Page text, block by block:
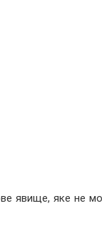
явище, яке не